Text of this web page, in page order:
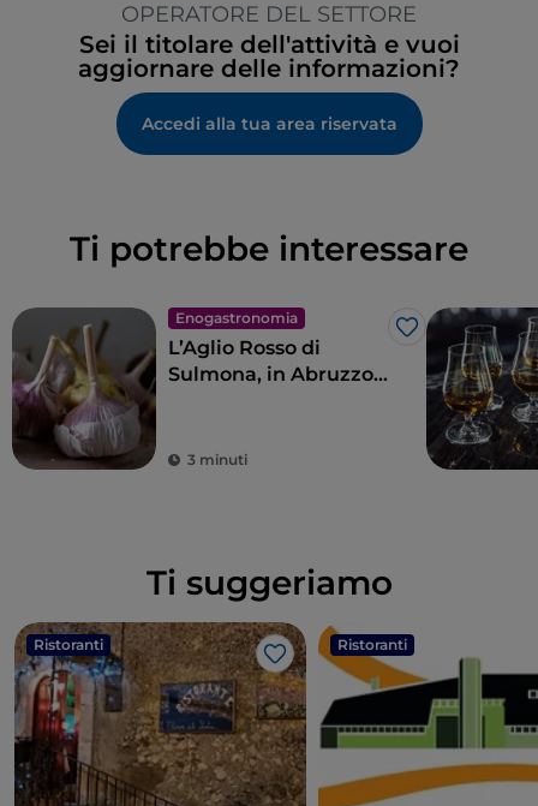
OPERATORE DEL SETTORE
Sei il titolare dell'attività e vuoi
aggiornare delle informazioni?
Accedi alla tua area riservata
Ti potrebbe interessare
Enogastronomia
Like
L’Aglio Rosso di
Sulmona, in Abruzzo:
3 minuti
Ti suggeriamo
Ristoranti
Like
Ristoranti